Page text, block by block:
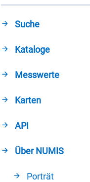
Suche
Kataloge
Messwerte
Karten
API
Über NUMIS
Porträt